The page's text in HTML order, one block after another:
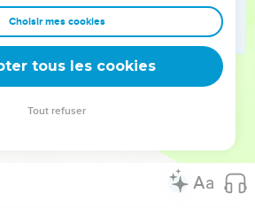
Mésha jusqu'à Sephar, la montagne
fils de Sem, groupés par clan et par
et leurs nations.
fils de Noé en fonction de leur
sur la terre après le déluge.
Choisir mes cookies
tous les cookies
Tout refuser